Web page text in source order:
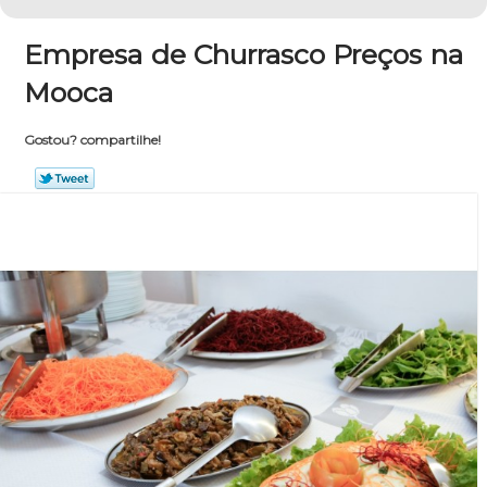
Empresa de Churrasco Preços na
Mooca
Gostou? compartilhe!